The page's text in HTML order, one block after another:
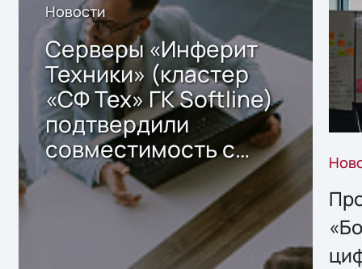
Новости
Серверы «Инферит
Техники» (кластер
«СФ Тех» ГК Softline)
подтвердили
совместимость с
решением Sharx
Storage 2.x для
хранения данных